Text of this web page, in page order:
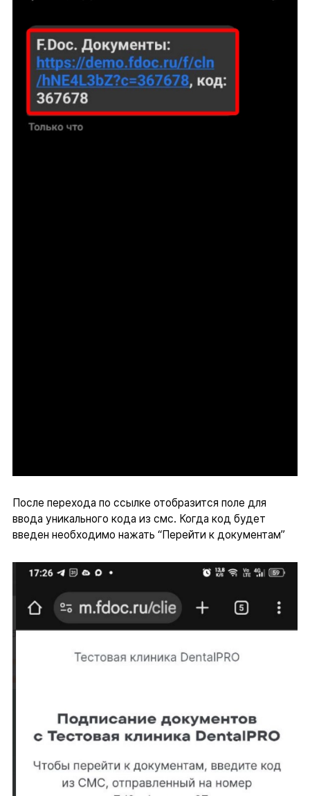
После перехода по ссылке отобразится поле для
ввода уникального кода из смс. Когда код будет
введен необходимо нажать “Перейти к документам”